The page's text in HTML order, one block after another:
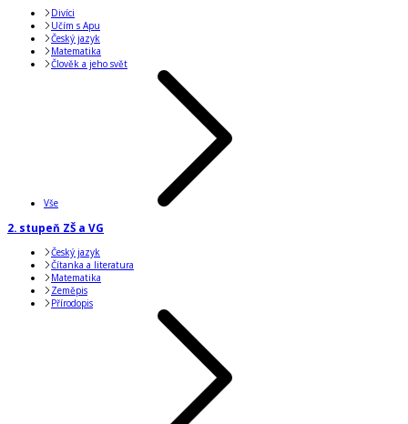
Divíci
Učím s Apu
Český jazyk
Matematika
Člověk a jeho svět
Vše
2. stupeň ZŠ a VG
Český jazyk
Čítanka a literatura
Matematika
Zeměpis
Přírodopis